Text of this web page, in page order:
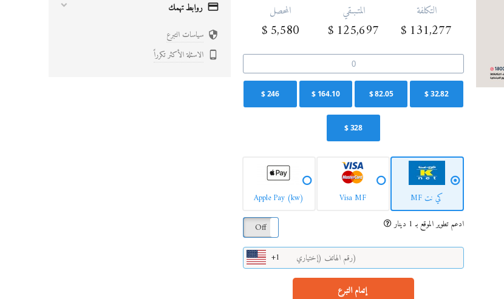
التكلفة
131,277
$
المتـبـقي
125,697
$
المحصل
5,580
$
32.82
$
82.05
$
164.10
$
246
$
328
$
كي نت MF Visa MF
Apple Pay (kw)
ادعم تطوير الموقع بـ 1 دينار
Off
+1
إتمام التبرع
 روابط تهمك
 سياسات التبرع
 الاسئلة الأكثر تكرراً